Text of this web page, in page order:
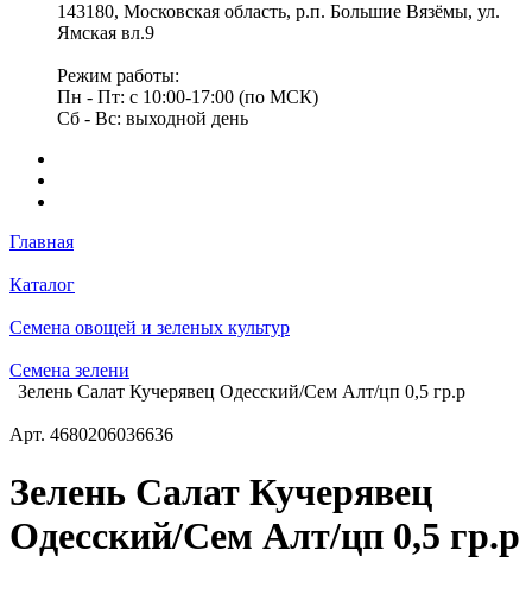
143180, Московская область, р.п. Большие Вязёмы, ул.
Ямская вл.9
Режим работы:
Пн - Пт: с 10:00-17:00 (по МСК)
Сб - Вс: выходной день
Главная
Каталог
Семена овощей и зеленых культур
Семена зелени
Зелень Салат Кучерявец Одесский/Сем Алт/цп 0,5 гр.р
Арт. 4680206036636
Зелень Салат Кучерявец
Одесский/Сем Алт/цп 0,5 гр.р